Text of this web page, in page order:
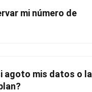
mi número de
agoto mis datos o la